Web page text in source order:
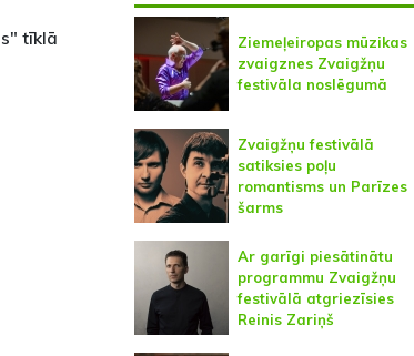
tīklā
Ziemeļeiropas mūzikas
zvaigznes Zvaigžņu
festivāla noslēgumā
Zvaigžņu festivālā
satiksies poļu
romantisms un Parīzes
šarms
Ar garīgi piesātinātu
programmu Zvaigžņu
festivālā atgriezīsies
Reinis Zariņš